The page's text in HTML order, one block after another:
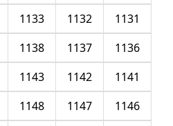
1131
1132
1133
1136
1137
1138
1141
1142
1143
1146
1147
1148